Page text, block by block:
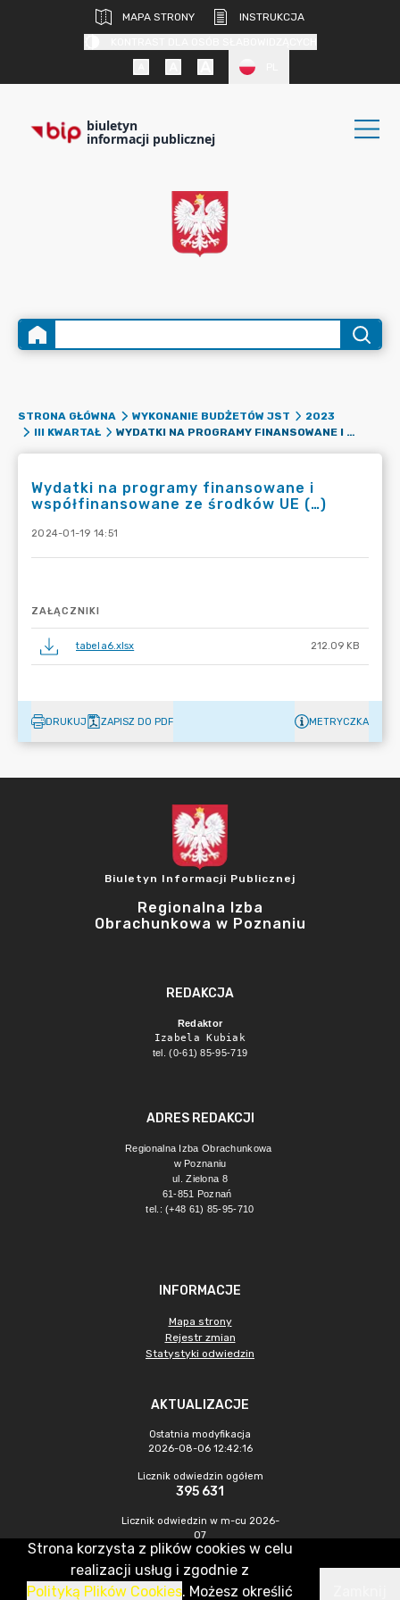
MAPA STRONY
INSTRUKCJA
biuletyn
informacji publicznej
STRONA GŁÓWNA WYKONANIE BUDŻETÓW JST
2023
III KWARTAŁ
WYDATKI NA PROGRAMY FINANSOWANE I WSPÓŁFINANSOWANE ZE ŚRODKÓW UE (…)
Wydatki na programy finansowane i
współfinansowane ze środków UE (…)
2024-01-19 14:51
ZAŁĄCZNIKI
tabela6.xlsx 212.09 KB
DRUKUJ ZAPISZ DO PDF METRYCZKA
Biuletyn Informacji Publicznej
Regionalna Izba
Obrachunkowa w Poznaniu
REDAKCJA
Redaktor
Izabela Kubiak
tel. (0-61) 85-95-719
ADRES REDAKCJI
Regionalna Izba Obrachunkowa
w Poznaniu
ul. Zielona 8
61-851 Poznań
tel.: (+48 61) 85-95-710
INFORMACJE
Mapa strony
Rejestr zmian
Statystyki odwiedzin
AKTUALIZACJE
Ostatnia modyfikacja
2026-08-06 12:42:16
Licznik odwiedzin ogółem
395 631
Licznik odwiedzin w m-cu 2026-
07
1 068
CMS & Hosting: Nefeni Sp. z o.o.
Strona korzysta z plików cookies w celu
realizacji usług i zgodnie z
Polityką Plików Cookies. Możesz określić